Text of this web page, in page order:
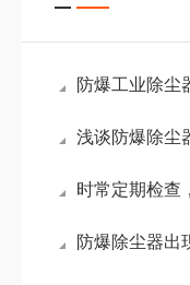
防爆工业除尘器产
浅谈防爆除尘器
时常定期检查，
防爆除尘器出